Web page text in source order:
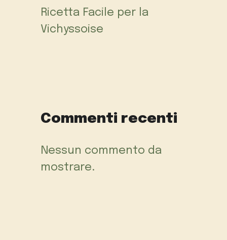
Ricetta Facile per la
Vichyssoise
Commenti recenti
Nessun commento da
mostrare.